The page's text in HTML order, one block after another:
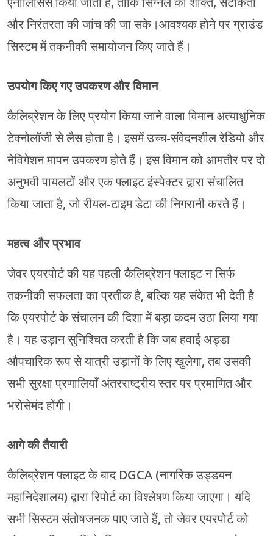
और निरंतरता की जांच की जा सके।आवश्यक होने पर ग्राउंड
सिस्टम में तकनीकी समायोजन किए जाते हैं।
उपयोग किए गए उपकरण और विमान
कैलिब्रेशन के लिए प्रयोग किया जाने वाला विमान अत्याधुनिक
टेक्नोलॉजी से लैस होता है। इसमें उच्च-संवेदनशील रेडियो और
नेविगेशन मापन उपकरण होते हैं। इस विमान को आमतौर पर दो
अनुभवी पायलटों और एक फ्लाइट इंस्पेक्टर द्वारा संचालित
किया जाता है, जो रीयल-टाइम डेटा की निगरानी करते हैं।
महत्व और प्रभाव
जेवर एयरपोर्ट की यह पहली कैलिब्रेशन फ्लाइट न सिर्फ
तकनीकी सफलता का प्रतीक है, बल्कि यह संकेत भी देती है
कि एयरपोर्ट के संचालन की दिशा में बड़ा कदम उठा लिया गया
है। यह उड़ान सुनिश्चित करती है कि जब हवाई अड्डा
औपचारिक रूप से यात्री उड़ानों के लिए खुलेगा, तब उसकी
सभी सुरक्षा प्रणालियाँ अंतरराष्ट्रीय स्तर पर प्रमाणित और
भरोसेमंद होंगी।
आगे की तैयारी
कैलिब्रेशन फ्लाइट के बाद DGCA (नागरिक उड्डयन
महानिदेशालय) द्वारा रिपोर्ट का विश्लेषण किया जाएगा। यदि
सभी सिस्टम संतोषजनक पाए जाते हैं, तो जेवर एयरपोर्ट को